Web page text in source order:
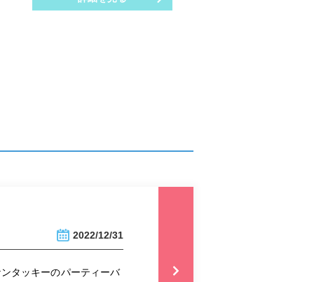
2022/12/31
タッキーのパーティーバ